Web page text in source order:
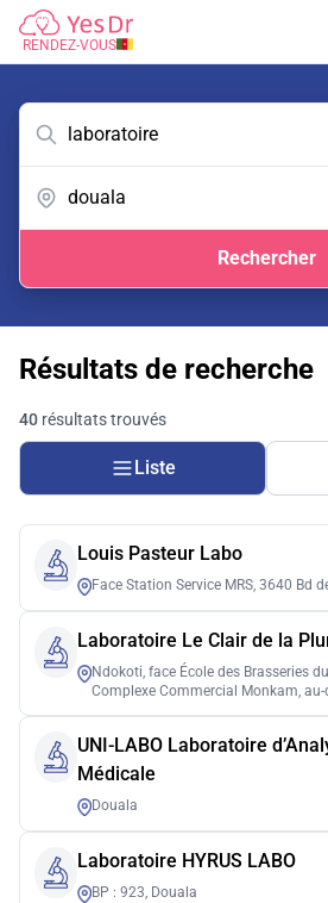
RENDEZ-VOUS
Rechercher
Résultats de recherche
40 résultats trouvés
Liste
Louis Pasteur Labo
Face Station Service MRS, 3640 Bd
Laboratoire Le Clair de la
Ndokoti, face École des Brasseries
Complexe Commercial Monkam,
UNI-LABO Laboratoire
Médicale
Douala
Laboratoire HYRUS LABO
BP : 923, Douala